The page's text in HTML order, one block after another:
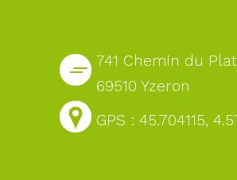
741 Chemin du Plat
69510 Yzeron
GPS : 45.704115,